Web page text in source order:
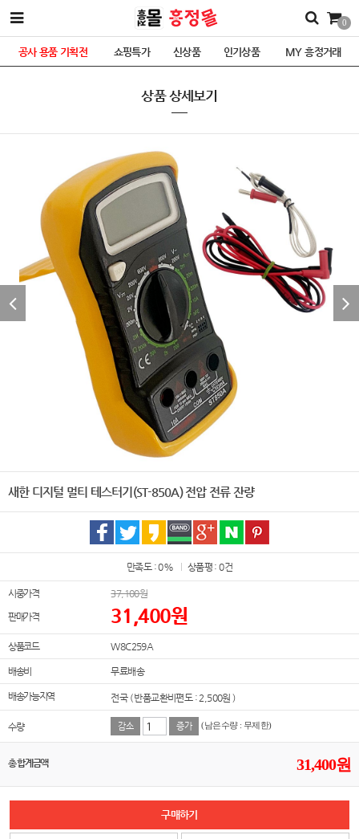
0
공사 용품 기획전 쇼핑특가 신상품 인기상품 MY 흥정거래
상품 상세보기
새한 디지털 멀티 테스터기(ST-850A) 전압 전류 잔량
만족도 : 0% 상품평 : 0건
시중가격 37,100원
판매가격 31,400원
상품코드 W8C259A
배송비 무료배송
배송가능지역 전국 ( 반품교환비편도 : 2,500원 )
수량 감소 증가 (남은수량 : 무제한)
총 합계금액 31,400원
구매하기